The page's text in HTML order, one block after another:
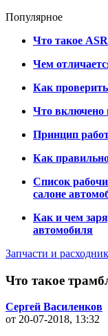
Популярное
Что такое
Чем
Как
Что включено
Принцип
Как
Список
салоне
Как и чем
автомобиля
Запчасти и
Что такое
Сергей Василенков
от 20-07-2018, 13:32